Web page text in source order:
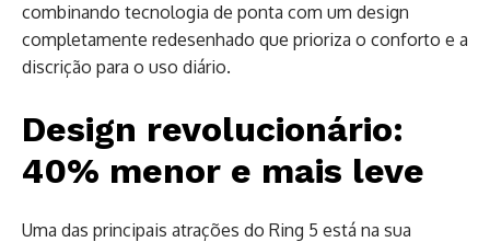
combinando tecnologia de ponta com um design
completamente redesenhado que prioriza o conforto e a
discrição para o uso diário.
Design revolucionário:
40% menor e mais leve
Uma das principais atrações do Ring 5 está na sua